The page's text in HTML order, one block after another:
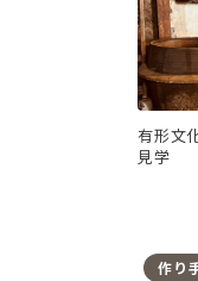
有形文
見学
作り